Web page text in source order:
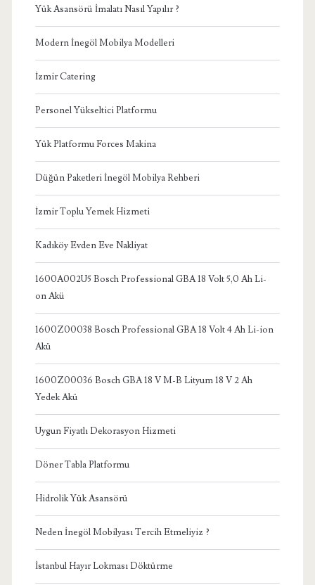
Yük Asansörü İmalatı Nasıl Yapılır ?
Modern İnegöl Mobilya Modelleri
İzmir Catering
Personel Yükseltici Platformu
Yük Platformu Forces Makina
Düğün Paketleri İnegöl Mobilya Rehberi
İzmir Toplu Yemek Hizmeti
Kadıköy Evden Eve Nakliyat
1600A002U5 Bosch Professional GBA 18 Volt 5,0 Ah Li-
on Akü
1600Z00038 Bosch Professional GBA 18 Volt 4 Ah Li-ion
Akü
1600Z00036 Bosch GBA 18 V M-B Lityum 18 V 2 Ah
Yedek Akü
Uygun Fiyatlı Dekorasyon Hizmeti
Döner Tabla Platformu
Hidrolik Yük Asansörü
Neden İnegöl Mobilyası Tercih Etmeliyiz ?
İstanbul Hayır Lokması Döktürme